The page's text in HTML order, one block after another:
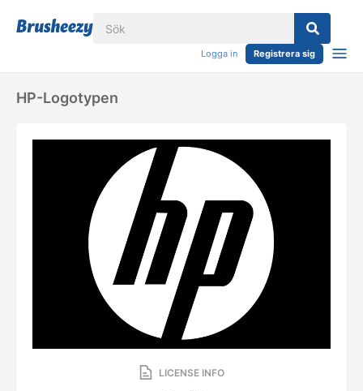
Logga in Registrera sig
HP-Logotypen
LICENSE INFO